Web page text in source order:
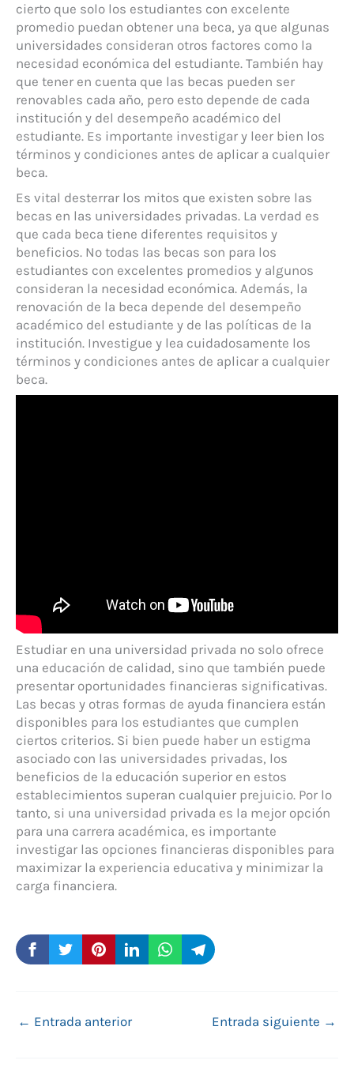
cierto que solo los estudiantes con excelente
promedio puedan obtener una beca, ya que algunas
universidades consideran otros factores como la
necesidad económica del estudiante. También hay
que tener en cuenta que las becas pueden ser
renovables cada año, pero esto depende de cada
institución y del desempeño académico del
estudiante. Es importante investigar y leer bien los
términos y condiciones antes de aplicar a cualquier
beca.
Es vital desterrar los mitos que existen sobre las
becas en las universidades privadas. La verdad es
que cada beca tiene diferentes requisitos y
beneficios. No todas las becas son para los
estudiantes con excelentes promedios y algunos
consideran la necesidad económica. Además, la
renovación de la beca depende del desempeño
académico del estudiante y de las políticas de la
institución. Investigue y lea cuidadosamente los
términos y condiciones antes de aplicar a cualquier
beca.
Estudiar en una universidad privada no solo ofrece
una educación de calidad, sino que también puede
presentar oportunidades financieras significativas.
Las becas y otras formas de ayuda financiera están
disponibles para los estudiantes que cumplen
ciertos criterios. Si bien puede haber un estigma
asociado con las universidades privadas, los
beneficios de la educación superior en estos
establecimientos superan cualquier prejuicio. Por lo
tanto, si una universidad privada es la mejor opción
para una carrera académica, es importante
investigar las opciones financieras disponibles para
maximizar la experiencia educativa y minimizar la
carga financiera.
← Entrada anterior Entrada siguiente →